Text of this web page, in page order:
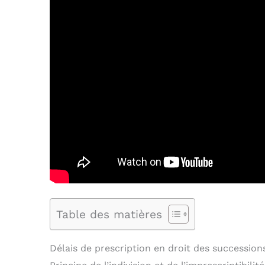
Table des matières
Délais de prescription en droit des